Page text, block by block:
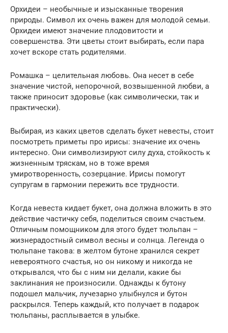
Орхидеи – необычные и изысканные творения
природы. Символ их очень важен для молодой семьи.
Орхидеи имеют значение плодовитости и
совершенства. Эти цветы стоит выбирать, если пара
хочет вскоре стать родителями.
Ромашка – целительная любовь. Она несет в себе
значение чистой, непорочной, возвышенной любви, а
также приносит здоровье (как символически, так и
практически).
Выбирая, из каких цветов сделать букет невесты, стоит
посмотреть приметы про ирисы: значение их очень
интересно. Они символизируют силу духа, стойкость к
жизненным тряскам, но в тоже время
умиротворенность, созерцание. Ирисы помогут
супругам в гармонии пережить все трудности.
Когда невеста кидает букет, она должна вложить в это
действие частичку себя, поделиться своим счастьем.
Отличным помощником для этого будет тюльпан –
жизнерадостный символ весны и солнца. Легенда о
тюльпане такова: в желтом бутоне хранился секрет
невероятного счастья, но он никому и никогда не
открывался, что бы с ним ни делали, какие бы
заклинания не произносили. Однажды к бутону
подошел мальчик, лучезарно улыбнулся и бутон
раскрылся. Теперь каждый, кто получает в подарок
тюльпаны, расплывается в улыбке.